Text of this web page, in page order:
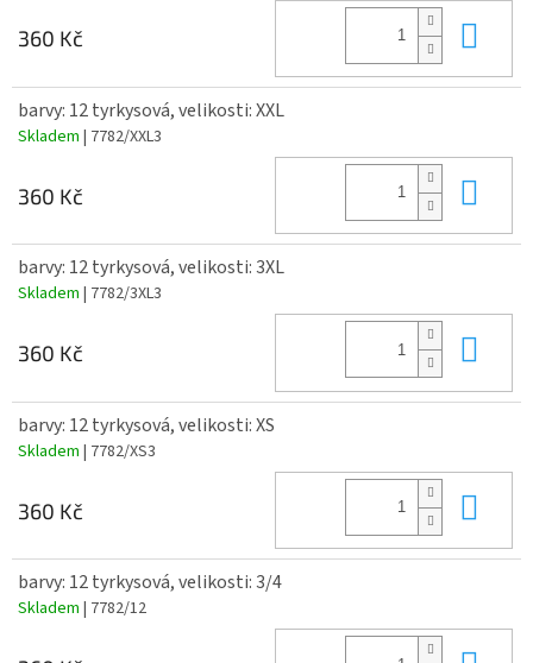
360 Kč
barvy: 12 tyrkysová, velikosti: XXL
Skladem | 7782/XXL3
360 Kč
barvy: 12 tyrkysová, velikosti: 3XL
Skladem | 7782/3XL3
360 Kč
barvy: 12 tyrkysová, velikosti: XS
Skladem | 7782/XS3
360 Kč
barvy: 12 tyrkysová, velikosti: 3/4
Skladem | 7782/12